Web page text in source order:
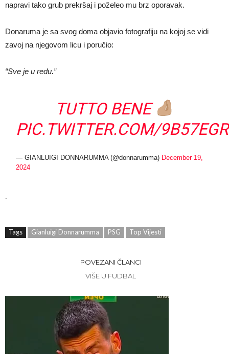
napravi tako grub prekršaj i poželeo mu brz oporavak.
Donaruma je sa svog doma objavio fotografiju na kojoj se vidi
zavoj na njegovom licu i poručio:
“Sve je u redu.”
TUTTO BENE
PIC.TWITTER.COM/
— GIANLUIGI DONNARUMMA (@donnarumma) December 19,
2024
.
Tags Gianluigi Donnarumma PSG Top Vijesti
POVEZANI ČLANCI
VIŠE U FUDBAL